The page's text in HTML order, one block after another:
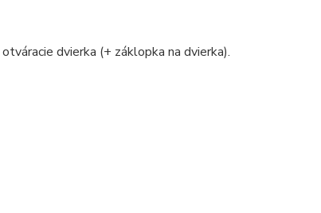
dvierka (+ záklopka na dvierka).